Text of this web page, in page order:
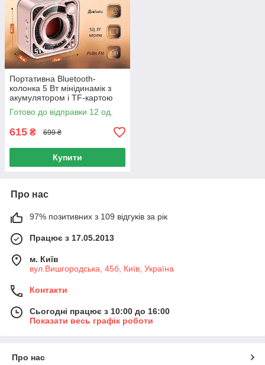
Портативна Bluetooth-
колонка 5 Вт мінідинамік з
акумулятором і TF-картою
Рожева для дому та вулиці
Готово до відправки 12 од.
615 ₴ 699 ₴
Купити
Про нас
97% позитивних з 109 відгуків за рік
Працює з 17.05.2013
м. Київ
вул.Вишгородська, 45б, Київ, Україна
Контакти
Сьогодні працює з 10:00 до 16:00
Показати весь графік роботи
Про нас